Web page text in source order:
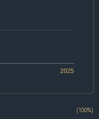
2025
(100%)